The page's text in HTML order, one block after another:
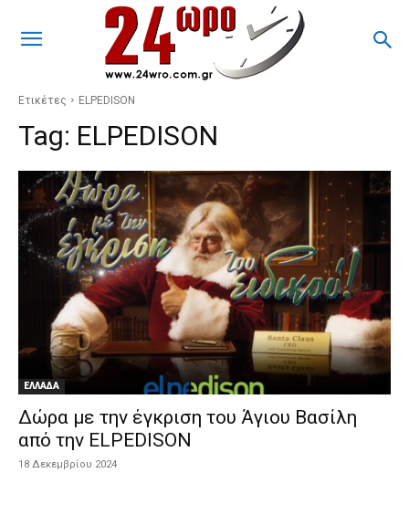
Ετικέτες ELPEDISON
Tag: ELPEDISON
ΕΛΛΑΔΑ
Δώρα με την έγκριση του Άγιου Βασίλη
από την ELPEDISON
18 Δεκεμβρίου 2024